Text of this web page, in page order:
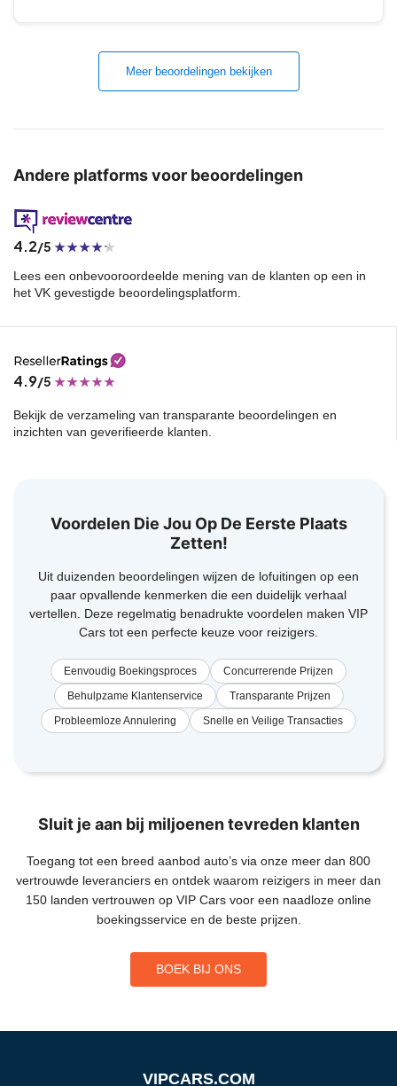
Meer beoordelingen bekijken
Andere platforms voor beoordelingen
4.9/5
Bekijk de verzameling van transparante beoordelingen en
inzichten van geverifieerde klanten.
4.2/5
Lees een onbevooroordeelde mening van de klanten op een in
het VK gevestigde beoordelingsplatform.
Voordelen Die Jou Op De Eerste Plaats
Zetten!
Uit duizenden beoordelingen wijzen de lofuitingen op een
paar opvallende kenmerken die een duidelijk verhaal
vertellen. Deze regelmatig benadrukte voordelen maken VIP
Cars tot een perfecte keuze voor reizigers.
Eenvoudig Boekingsproces
Concurrerende Prijzen
Behulpzame Klantenservice
Transparante Prijzen
Probleemloze Annulering
Snelle en Veilige Transacties
Sluit je aan bij miljoenen tevreden klanten
Toegang tot een breed aanbod auto’s via onze meer dan 800
vertrouwde leveranciers en ontdek waarom reizigers in meer dan
150 landen vertrouwen op VIP Cars voor een naadloze online
boekingsservice en de beste prijzen.
BOEK BIJ ONS
VIPCARS.COM